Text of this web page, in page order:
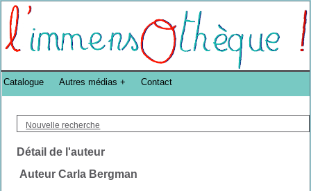
Bibliothèque DoucheFLUX Bibliotheek -->
Nouvelle recherche
Détail de l'auteur
Auteur Carla Bergman
Catalogue Autres médias Contact